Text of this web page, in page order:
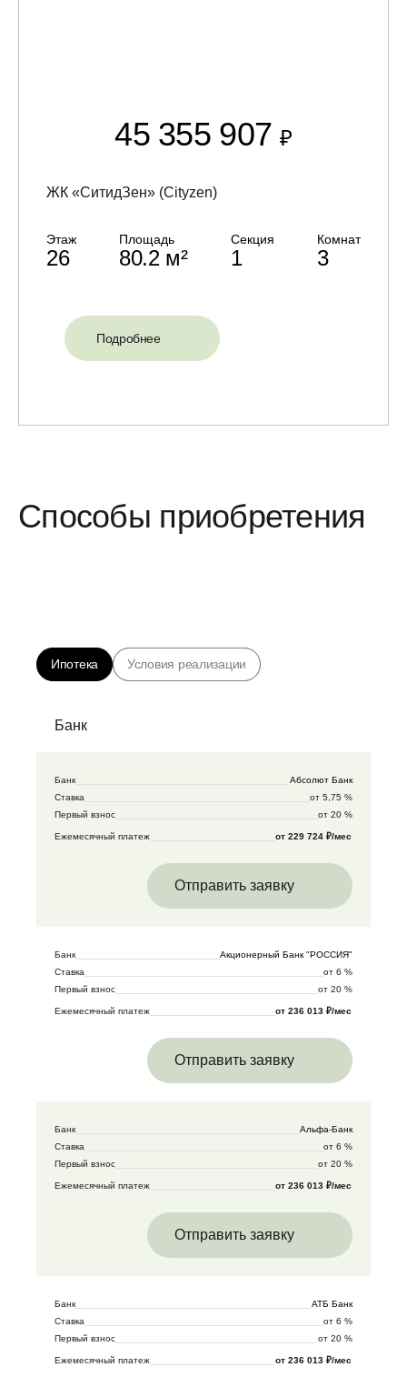
45 355 907₽
ЖК «СитидЗен» (Cityzen)
Этаж
26
Площадь
80.2 м²
Секция
1
Комнат
3
Подробнее
Способы приобретения
Ипотека Условия реализации
Банк
Банк
Абсолют Банк
Ставка
от 5,75 %
Первый взнос
от 20 %
Ежемесячный платеж от 229 724 ₽/мес
Отправить заявку
Банк
Акционерный Банк "РОССИЯ"
Ставка
от 6 %
Первый взнос
от 20 %
Ежемесячный платеж от 236 013 ₽/мес
Отправить заявку
Банк
Альфа-Банк
Ставка
от 6 %
Первый взнос
от 20 %
Ежемесячный платеж от 236 013 ₽/мес
Отправить заявку
Банк
АТБ Банк
Ставка
от 6 %
Первый взнос
от 20 %
Ежемесячный платеж от 236 013 ₽/мес